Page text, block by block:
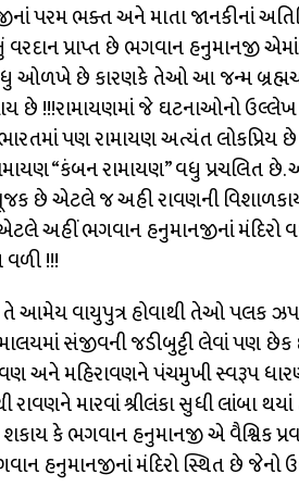
પરમ ભક્ત અને માતા જાનકીનાં
પ્રાપ્ત છે ભગવાન હનુમાનજી
ઓળખે છે કારણકે તેઓ આ જન્મ
!!!રામાયણમાં જે ઘટનાઓનો
પણ રામાયણ અત્યંત લોકપ્રિય
“કંબન રામાયણ” વધુ પ્રચલિત છે.
છે એટલે જ અહી રાવણની
અહીં ભગવાન હનુમાનજીનાં મંદિરો
વળી !!!
આમેય વાયુપુત્ર હોવાથી તેઓ પલક
સંજીવની જડીબુટ્ટી લેવાં પણ છેક
અને મહિરાવણને પંચમુખી સ્વરૂપ
મારવાં શ્રીલંકા સુધી લાંબા
કે ભગવાન હનુમાનજી એ વૈશ્વિક
હનુમાનજીનાં મંદિરો સ્થિત છે જેનો